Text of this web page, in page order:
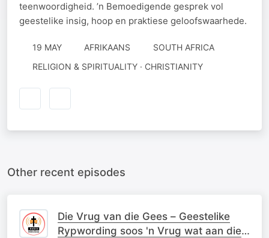
teenwoordigheid. ’n Bemoedigende gesprek vol
geestelike insig, hoop en praktiese geloofswaarhede.
19 MAY AFRIKAANS
SOUTH AFRICA
RELIGION & SPIRITUALITY · CHRISTIANITY
Other recent episodes
Die Vrug van die Gees – Geestelike
Rypwording soos 'n Vrug wat aan die